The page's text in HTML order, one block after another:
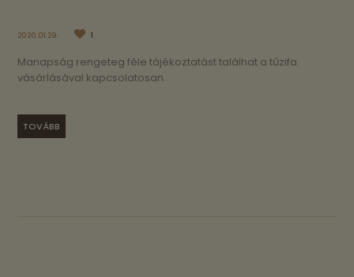
2020.01.29. 1
Manapság rengeteg féle tájékoztatást találhat a tűzifa
vásárlásával kapcsolatosan.
TOVÁBB